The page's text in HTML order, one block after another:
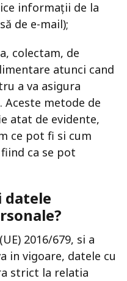
informații de la
de e-mail);
colectam, de
atunci cand
a va asigura
Aceste metode de
atat de evidente,
ce pot fi si cum
ca se pot
datele
2016/679, si a
in vigoare, datele cu
strict la relatia